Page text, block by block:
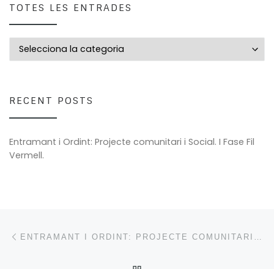
TOTES LES ENTRADES
RECENT POSTS
Entramant i Ordint: Projecte comunitari i Social. I Fase Fil
Vermell.
Post navigation